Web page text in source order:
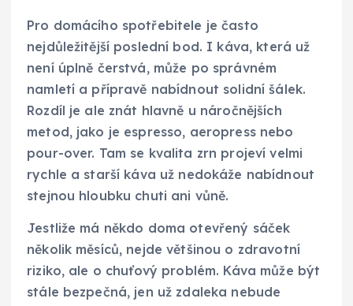
Pro domácího spotřebitele je často
nejdůležitější poslední bod. I káva, která už
není úplně čerstvá, může po správném
namletí a přípravě nabídnout solidní šálek.
Rozdíl je ale znát hlavně u náročnějších
metod, jako je espresso, aeropress nebo
pour-over. Tam se kvalita zrn projeví velmi
rychle a starší káva už nedokáže nabídnout
stejnou hloubku chuti ani vůně.
Jestliže má někdo doma otevřený sáček
několik měsíců, nejde většinou o zdravotní
riziko, ale o chuťový problém. Káva může být
stále bezpečná, jen už zdaleka nebude